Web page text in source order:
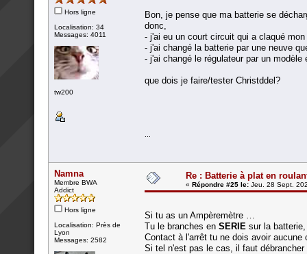
Hors ligne
Localisation: 34
Messages: 4011
tw200
Bon, je pense que ma batterie se
donc,
- j'ai eu un court circuit qui a claqué
- j'ai changé la batterie par une neuve
- j'ai changé le régulateur par un modèle
que dois je faire/tester Christddel?
Namna
Membre BWA
Addict
Hors ligne
Localisation: Près de
Lyon
Messages: 2582
Re : Batterie à plat en
« Répondre #25 le: Jeu. 28 Sept.
Si tu as un Ampèremètre …
Tu le branches en SERIE sur la
Contact à l'arrêt tu ne dois avoir aucune
Si tel n'est pas le cas, il faut